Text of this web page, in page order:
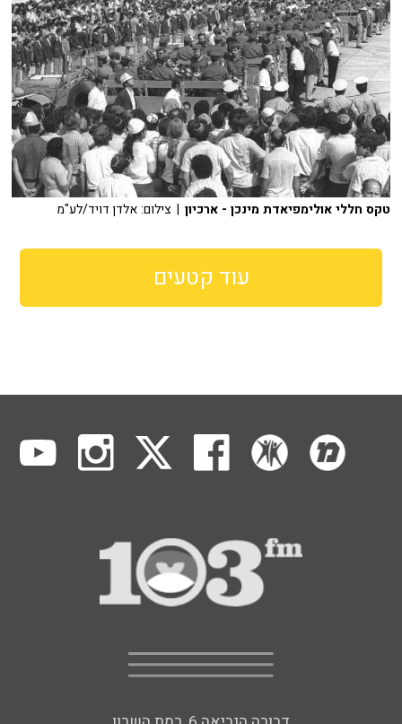
טקס חללי אולימפיאדת מינכן - ארכיון | צילום: אלדן דויד/לע"מ
עוד קטעים